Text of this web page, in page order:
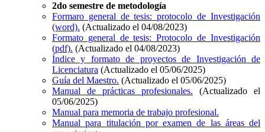
2do semestre de metodología
Formaro general de tesis: protocolo de Investigación
(word). (Actualizado el 04/08/2023)
Formato general de tesis: Protocolo de Investigación
(pdf). (Actualizado el 04/08/2023)
Índice y formato de proyectos de Investigación de
Licenciatura (Actualizado el 05/06/2025)
Guía del Maestro. (Actualizado el 05/06/2025)
Manual de prácticas profesionales. (Actualizado el
05/06/2025)
Manual para memoria de trabajo profesional.
Manual para titulación por examen de las áreas del